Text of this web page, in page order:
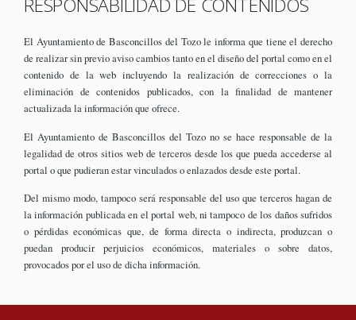
RESPONSABILIDAD DE CONTENIDOS
El Ayuntamiento de Basconcillos del Tozo le informa que tiene el derecho
de realizar sin previo aviso cambios tanto en el diseño del portal como en el
contenido de la web incluyendo la realización de correcciones o la
eliminación de contenidos publicados, con la finalidad de mantener
actualizada la información que ofrece.
El Ayuntamiento de Basconcillos del Tozo no se hace responsable de la
legalidad de otros sitios web de terceros desde los que pueda accederse al
portal o que pudieran estar vinculados o enlazados desde este portal.
Del mismo modo, tampoco será responsable del uso que terceros hagan de
la información publicada en el portal web, ni tampoco de los daños sufridos
o pérdidas económicas que, de forma directa o indirecta, produzcan o
puedan producir perjuicios económicos, materiales o sobre datos,
provocados por el uso de dicha información.